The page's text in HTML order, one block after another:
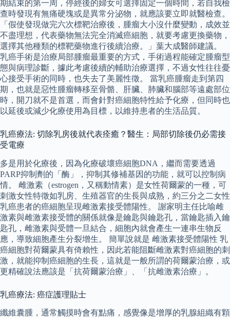
期結束的第一周，停經後的婦女可選擇固定一個時間，若自我檢
查時發現有無痛硬塊或是異常分泌物，就應該要立即就醫檢查。
「假使發現做完六次標靶治療後，腫瘤大小沒什麼變動，成效並
不盡理想，代表藥物無法完全消滅癌細胞，就要考慮更換藥物，
選擇其他種類的標靶藥物進行後續治療。」葉大成醫師建議。
乳癌手術是治療局部腫瘤最重要的方式，手術過程能確定腫瘤型
態與病理診斷，據此考慮後續的輔助治療選擇，不過女性往往憂
心接受手術的同時，也失去了美麗性徵。 當乳癌腫瘤走到第四
期，也就是惡性腫瘤轉移至骨骼、肝臟、肺臟和腦部等遠處部位
時，開刀就不是首選，而會針對癌細胞特性給予化療，但同時也
以延後或減少化療使用為目標，以維持患者的生活品質。
乳癌療法: 切除乳房後就代表痊癒？醫生：局部切除後仍必需接
受電療
多是用於化療後，因為化療破壞癌細胞DNA，繼而需要透過
PARP抑制劑的「酶」，抑制其修補基因的功能，就可以控制病
情。 雌激素（estrogen，又稱動情素）是女性荷爾蒙的一種，可
刺激女性特徵如乳房、生殖器官的生長與成熟，約三分之二女性
乳癌患者的癌細胞呈現雌激素接受體陽性。 謝家明主任比喻雌
激素與雌激素接受體的關係就像是鑰匙與鑰匙孔，當鑰匙插入鑰
匙孔，雌激素與受體一旦結合，細胞內就會產生一連串生物反
應，導致細胞產生分裂增生。 簡單說就是 雌激素接受體陽性 乳
癌細胞對荷爾蒙具有倚賴性，因此若能阻斷雌激素對癌細胞的刺
激，就能抑制癌細胞的生長，這就是一般所謂的荷爾蒙治療，或
更精確說法應該是「抗荷爾蒙治療」、「抗雌激素治療」。
乳癌療法: 癌症護理貼士
纖維囊腫，通常觸摸時會有點痛，感覺像是增厚的乳腺組織有顆